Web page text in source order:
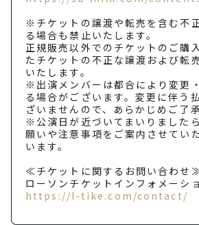
※チケットの譲渡や転売を含む不
る場合も禁止いたします。
正規販売以外でのチケットのご購
たチケットの不正な譲渡および転
いたします。
※出演メンバーは都合により変更
る場合がございます。変更に伴う
ざいませんので、あらかじめご了
※公演日が近づいてまいりました
願いや注意事項をご案内させてい
います。
≪チケットに関するお問い合わせ
ローソンチケットインフォメーシ
https://l-tike.com/contact/